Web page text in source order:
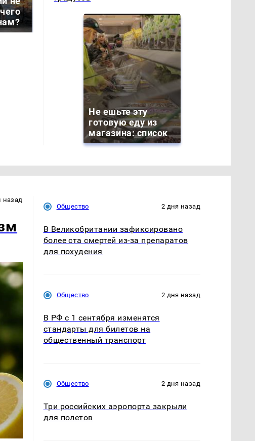
ажиотаж из-за этого
продукта: что купить?
машину напали и
подожгли.
Не ешьте эту
готовую еду из
магазина: список
назад
Общество 2 дня назад
В Великобритании зафиксировано
более ста смертей из-за препаратов
для похудения
Общество 2 дня назад
В РФ с 1 сентября изменятся
стандарты для билетов на
общественный транспорт
Общество 2 дня назад
Три российских аэропорта закрыли
для полетов